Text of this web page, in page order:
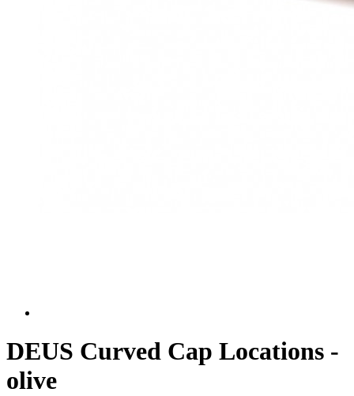
DEUS Curved Cap Locations -
olive